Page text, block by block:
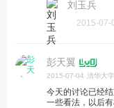
刘玉兵
2015-07-
彭天翼
2015-07-04 清华大学
今天的讨论已经
一些看法，以后